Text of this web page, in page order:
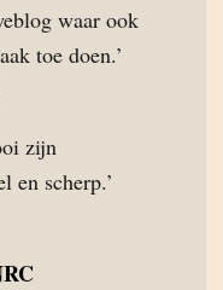
waar ook
toe doen.’
zijn
en scherp.’